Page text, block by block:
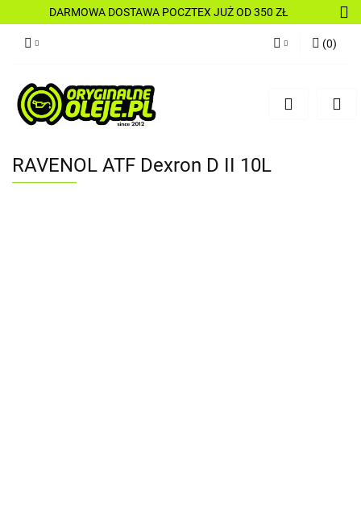
DARMOWA DOSTAWA POCZTEX JUŻ OD 350 ZŁ
Zarejestruj się
(0)
RAVENOL ATF Dexron D II 10L